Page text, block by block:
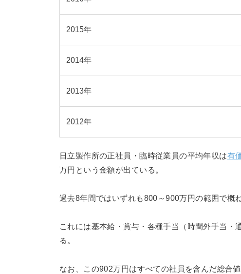
2015年
2014年
2013年
2012年
日立製作所の正社員・臨時従業員の平均年収は有
万円という金額が出ている。
過去8年間ではいずれも800～900万円の範囲で概
これには基本給・賞与・各種手当（時間外手当・
る。
なお、この902万円はすべての社員を含んだ総合